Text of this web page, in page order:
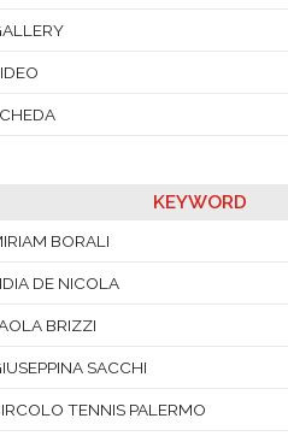
KEYWORD
BORALI
DE NICOLA
BRIZZI
SACCHI
TENNIS PALERMO